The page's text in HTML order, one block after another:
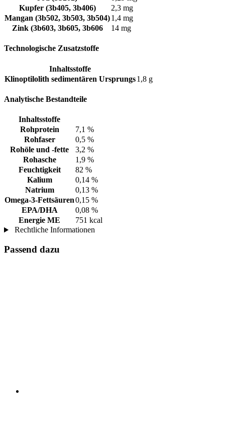
Kupfer (3b405, 3b406)
2,3 mg
Mangan (3b502, 3b503, 3b504)1,4 mg
Zink (3b603, 3b605, 3b606
14 mg
Technologische Zusatzstoffe
Inhaltsstoffe
Klinoptilolith sedimentären Ursprungs1,8 g
Analytische Bestandteile
Inhaltsstoffe
Rohprotein
7,1 %
Rohfaser
0,5 %
Rohöle und -fette
3,2 %
Rohasche
1,9 %
Feuchtigkeit
82 %
Kalium
0,14 %
Natrium
0,13 %
Omega-3-Fettsäuren0,15 %
EPA/DHA
0,08 %
Energie ME
751 kcal
Rechtliche Informationen
Passend dazu